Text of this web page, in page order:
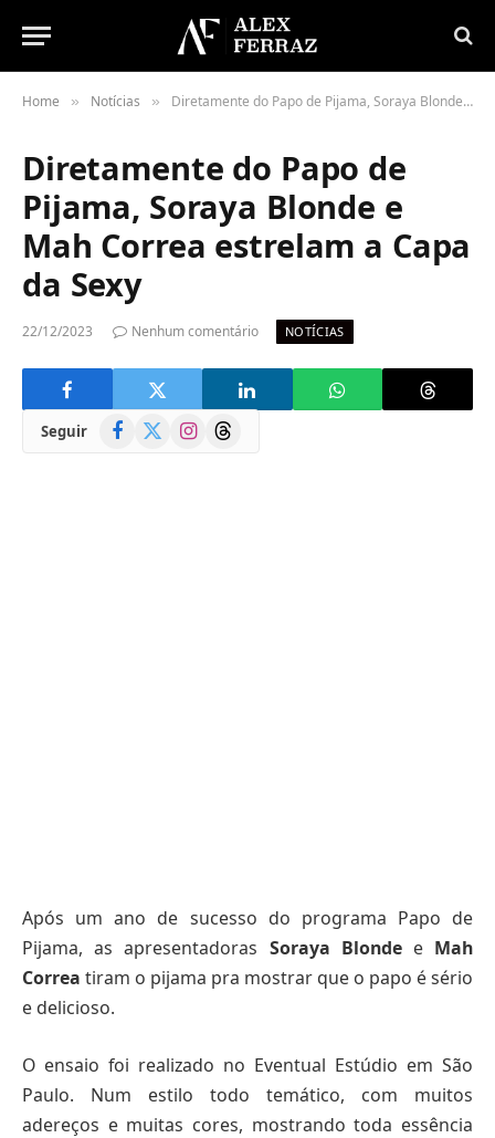
Home » Notícias » Diretamente do Papo de Pijama, Soraya Blonde e Mah Correa estrelam a Capa da Sexy
Diretamente do Papo de
Pijama, Soraya Blonde e
Mah Correa estrelam a Capa
da Sexy
22/12/2023 Nenhum comentário NOTÍCIAS
Seguir Facebook
(Twitter)
InstagramThreads
Após um ano de sucesso do programa Papo de
Pijama, as apresentadoras Soraya Blondee Mah
Correa tiram o pijama pra mostrar que o papo é sério
e delicioso.
O ensaio foi realizado no Eventual Estúdio em São
Paulo. Num estilo todo temático, com muitos
adereços e muitas cores, mostrando toda essência